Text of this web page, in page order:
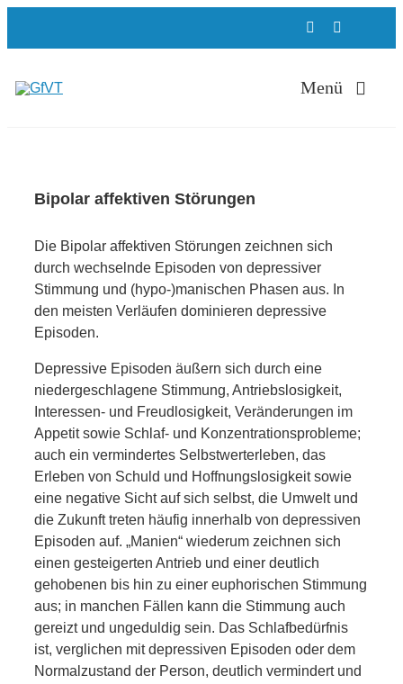
Menü
Weiterbildung
Über uns
Infos
Bipolar affektiven Störungen
Die Bipolar affektiven Störungen zeichnen sich
durch wechselnde Episoden von depressiver
Stimmung und (hypo-)manischen Phasen aus. In
den meisten Verläufen dominieren depressive
Episoden.
Depressive Episoden äußern sich durch eine
niedergeschlagene Stimmung, Antriebslosigkeit,
Interessen- und Freudlosigkeit, Veränderungen im
Appetit sowie Schlaf- und Konzentrationsprobleme;
auch ein vermindertes Selbstwerterleben, das
Erleben von Schuld und Hoffnungslosigkeit sowie
eine negative Sicht auf sich selbst, die Umwelt und
die Zukunft treten häufig innerhalb von depressiven
Episoden auf. „Manien“ wiederum zeichnen sich
einen gesteigerten Antrieb und einer deutlich
gehobenen bis hin zu einer euphorischen Stimmung
aus; in manchen Fällen kann die Stimmung auch
gereizt und ungeduldig sein. Das Schlafbedürfnis
ist, verglichen mit depressiven Episoden oder dem
Normalzustand der Person, deutlich vermindert und